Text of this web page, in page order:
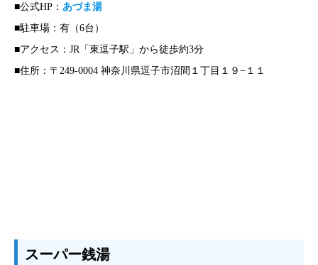
■公式HP： あづま湯
■駐車場：有（6台）
■アクセス：JR「東逗子駅」から徒歩約3分
■住所：〒249-0004 神奈川県逗子市沼間１丁目１９−１１
スーパー銭湯